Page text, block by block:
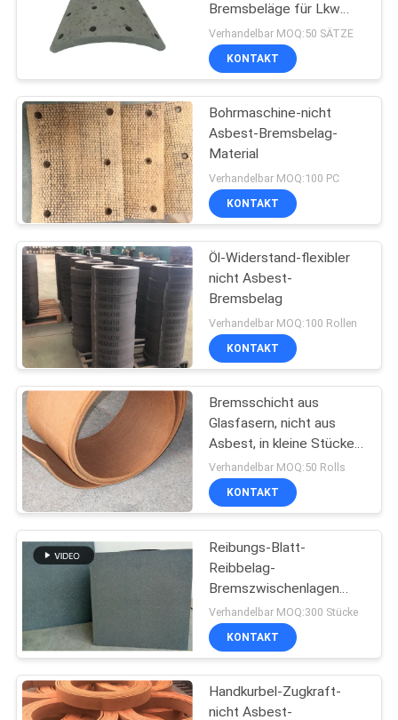
QUALITÄTSKONTROLLE
TRETEN
SIE
MIT
UNS
IN
VERBINDUNG
FORDERN
SIE EIN
ZITAT
SITEMAP
PRIVACY
POLICY
Bremsbeläge für Lkw
Schwere Lkw
Bremsbeläge 19933
Bremsbeläge
Verhandelbar MOQ:50 SÄTZE
KONTAKT
Bohrmaschine-nicht
Asbest-Bremsbelag-
Material
Verhandelbar MOQ:100 PC
KONTAKT
Öl-Widerstand-flexibler
nicht Asbest-
Bremsbelag
Verhandelbar MOQ:100 Rollen
KONTAKT
Bremsschicht aus
Glasfasern, nicht aus
Asbest, in kleine Stücke
geschnitten
Verhandelbar MOQ:50 Rolls
KONTAKT
Reibungs-Blatt-
Reibbelag-
Bremszwischenlagen
geformter Reibungs-
nicht Asbest-
Bremsbelag
Verhandelbar MOQ:300 Stücke
KONTAKT
Handkurbel-Zugkraft-
nicht Asbest-